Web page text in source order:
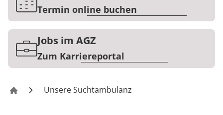
Rheumatologie
Termin online buchen
Jobs im AGZ
Zum Karriereportal
Gesundheitszentrum Köln
Unsere Suchtambulanz